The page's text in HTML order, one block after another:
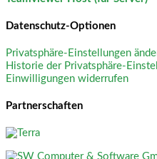
Datenschutz-Optionen
Privatsphäre-Einstellungen
Historie der Privatsphäre-
Einwilligungen widerrufen
Partnerschaften